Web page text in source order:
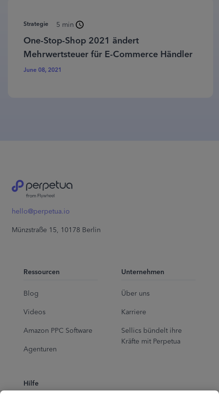
Strategie 5 min
One-Stop-Shop 2021 ändert
Mehrwertsteuer für E-Commerce Händler
June 08, 2021
hello@perpetua.io
Münzstraße 15, 10178 Berlin
Ressourcen
Blog
Videos
Amazon PPC Software
Agenturen
Unternehmen
Über uns
Karriere
Sellics bündelt ihre
Kräfte mit Perpetua
Hilfe